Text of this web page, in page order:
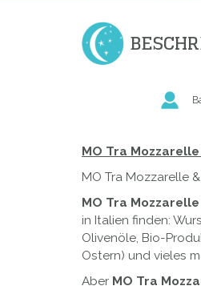
MO Tra
MO Tra Mozzarelle
MO Tra
in Italien finden:
Olivenöle, Bio-
Ostern) und vieles
Aber MO Tra